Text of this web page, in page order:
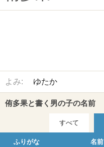
よみ: ゆたか
侑多果と書く男の子の名前
すべて
ふりがな 名前